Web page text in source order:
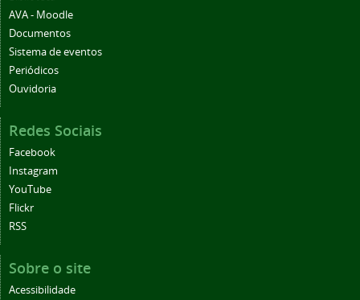
AVA - Moodle
Documentos
Sistema de eventos
Periódicos
Ouvidoria
Redes Sociais
Facebook
Instagram
YouTube
Flickr
RSS
Sobre o site
Acessibilidade